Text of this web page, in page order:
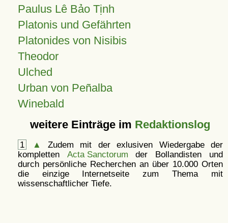
Paulus Lê Bảo Tịnh
Platonis und Gefährten
Platonides von Nisibis
Theodor
Ulched
Urban von Peñalba
Winebald
weitere Einträge im Redaktionslog
1 ▲
Zudem mit der exlusiven Wiedergabe der
kompletten Acta Sanctorum der Bollandisten und
durch persönliche Recherchen an über 10.000 Orten
die einzige Internetseite zum Thema mit
wissenschaftlicher Tiefe.